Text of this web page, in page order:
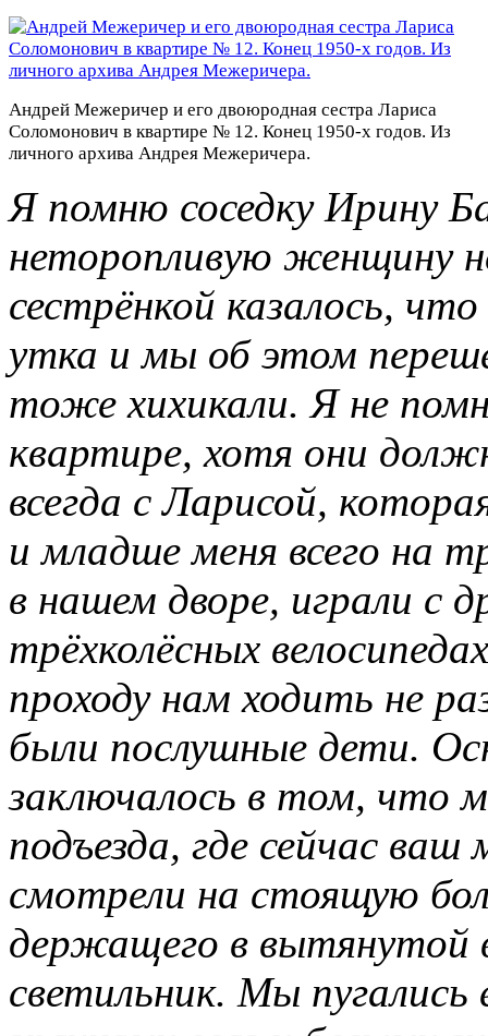
Андрей Межеричер и его двоюродная сестра Лариса
Соломонович в квартире № 12. Конец 1950-х годов. Из
личного архива Андрея Межеричера.
Я помню соседку Ирину
неторопливую женщину
сестрёнкой казалось,
утка и мы об этом
тоже хихикали. Я не
квартире, хотя они
всегда с Ларисой,
и младше меня всего на
в нашем дворе, играли с
трёхколёсных
проходу нам ходить не
были послушные дети.
заключалось в том, что
подъезда, где сейчас
смотрели на стоящую
держащего в вытянутой
светильник. Мы пугались